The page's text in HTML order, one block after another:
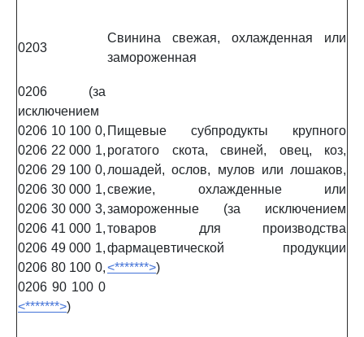
0203
Свинина свежая, охлажденная или
замороженная
0206 (за
исключением
0206 10 100 0,
0206 22 000 1,
0206 29 100 0,
0206 30 000 1,
0206 30 000 3,
0206 41 000 1,
0206 49 000 1,
0206 80 100 0,
0206 90 100 0
<*******>)
Пищевые субпродукты крупного
рогатого скота, свиней, овец, коз,
лошадей, ослов, мулов или лошаков,
свежие, охлажденные или
замороженные (за исключением
товаров для производства
фармацевтической продукции
<*******>)